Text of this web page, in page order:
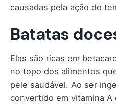
causadas pela ação do
Batatas
Elas são ricas em
no topo dos alimentos
pele saudável. Ao ser
convertido em vitamina A